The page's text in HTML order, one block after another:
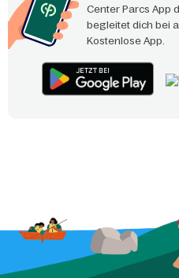
Center Parcs App
begleitet dich bei
Kostenlose App.